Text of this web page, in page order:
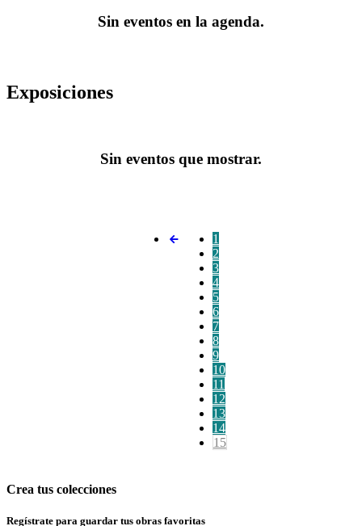
Sin eventos en la agenda.
Exposiciones
Sin eventos que mostrar.
1
2
3
4
5
6
7
8
9
10
11
12
13
14
15
Crea tus colecciones
Regístrate para guardar tus obras favoritas